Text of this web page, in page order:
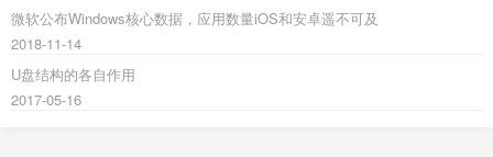
微软公布Windows核心数据，应用数量iOS和安卓遥不可及
2018-11-14
U盘结构的各自作用
2017-05-16